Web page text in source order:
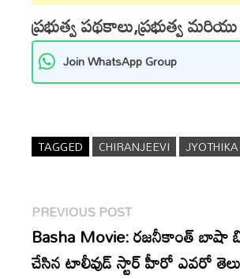
ప్రభుత్వ పథకాలు,ప్రభుత్వ
Join WhatsApp Group
TAGGED CHIRANJEEVI JYOTHIKA
Post
navigation
PREVIOUS POSTPrevious
post:
Basha Movie: రజనీకాంత్ బాషా
చేసిన టాలీవుడ్ స్టార్ హీరో ఎవరో